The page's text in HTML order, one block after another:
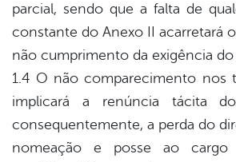
parcial, sendo que a falta de
constante do Anexo II acarretará o
não cumprimento da exigência do
1.4 O não comparecimento nos
implicará a renúncia tácita
consequentemente, a perda do
nomeação e posse ao